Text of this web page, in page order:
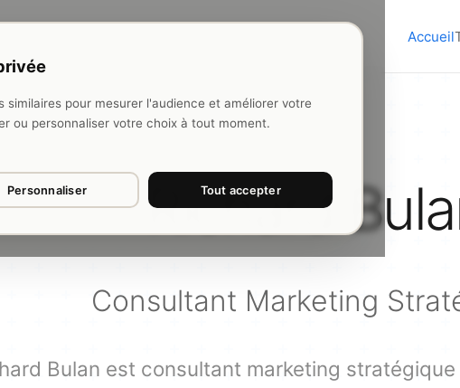
pour mesurer l'audience et améliorer votre
ou personnaliser votre choix à tout moment.
Personnaliser Tout accepter
Accueil
Richard
Consultant Marketing
Bulan est consultant marketing